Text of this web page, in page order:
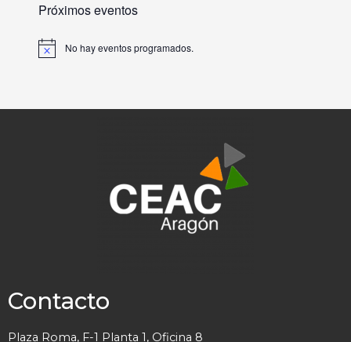
Próximos eventos
A
No hay eventos programados.
Contacto
Plaza Roma, F-1 Planta 1, Oficina 8